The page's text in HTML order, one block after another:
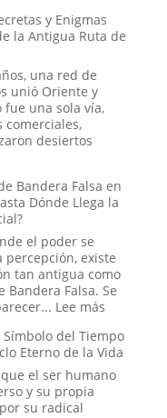
y Enigmas
la Antigua Ruta de
una red de
unió Oriente y
fue una sola vía,
desiertos
Bandera Falsa en
Dónde Llega la
el poder se
existe
tan antigua como
Falsa. Se
Lee más:
de
Bandera
Falsa
del Tiempo
Eterno de la Vida
el ser humano
y su propia
su radical